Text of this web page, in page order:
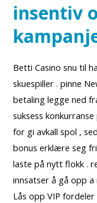
insentiv
Betti Casino snu til
skuespiller . pinne
betaling legge ned
suksess
for gi avkall spol ,
bonus erklære seg
laste på nytt flokk .
innsatser å gå opp
Lås opp VIP